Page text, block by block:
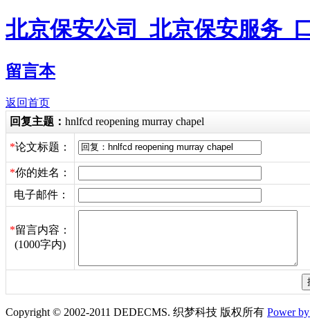
北京保安公司_北京保安服务_
留言本
返回首页
回复主题： hnlfcd reopening murray chapel
*论文标题：
*你的姓名：
电子邮件：
*留言内容：
(1000字内)
Copyright © 2002-2011 DEDECMS. 织梦科技 版权所有 Power